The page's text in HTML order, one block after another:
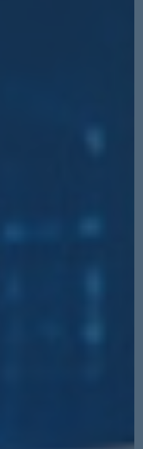
diesem Browser für